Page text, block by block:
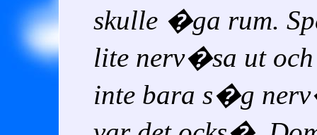
skulle �ga rum.
lite nerv�sa ut
inte bara s�g